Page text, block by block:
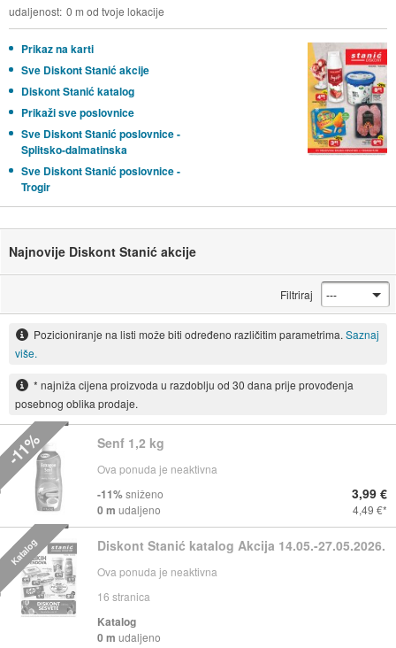
udaljenost 0 m od tvoje lokacije
Prikaz na karti
Sve Diskont Stanić akcije
Diskont Stanić katalog
Prikaži sve poslovnice
Sve Diskont Stanić poslovnice -
Splitsko-dalmatinska
Sve Diskont Stanić poslovnice -
Trogir
Najnovije Diskont Stanić akcije
Filtriraj
Pozicioniranje na listi može biti određeno različitim parametrima. Saznaj
više.
* najniža cijena proizvoda u razdoblju od 30 dana prije provođenja
posebnog oblika prodaje.
Senf 1,2 kg
Ova ponuda je neaktivna
-11%sniženo
0 m udaljeno
3,99 €
4,49 €
-11%
Diskont Stanić katalog Akcija 14.05.-27.05.2026.
Ova ponuda je neaktivna
16 stranica
Katalog
0 m udaljeno
Katalog